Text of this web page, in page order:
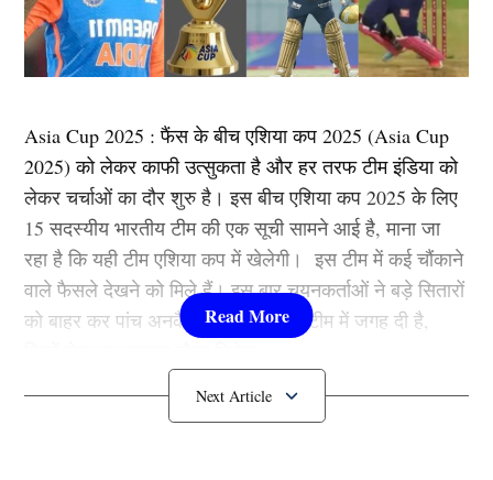
Asia Cup 2025 : फैंस के बीच एशिया कप 2025 (Asia Cup
2025) को लेकर काफी उत्सुकता है और हर तरफ टीम इंडिया को
लेकर चर्चाओं का दौर शुरु है। इस बीच एशिया कप 2025 के लिए
15 सदस्यीय भारतीय टीम की एक सूची सामने आई है, माना जा
रहा है कि यही टीम एशिया कप में खेलेगी। इस टीम में कई चौंकाने
वाले फैसले देखने को मिले हैं। इस बार चयनकर्ताओं ने बड़े सितारों
को बाहर कर पांच अनकैप्ड खिलाड़ियों को टीम में जगह दी है,
Asia Cup 2025 में ये खिलाड़ी करेंगे